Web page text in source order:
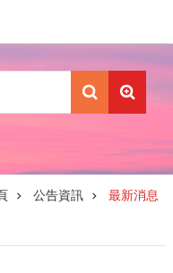
公告資訊 最新消息